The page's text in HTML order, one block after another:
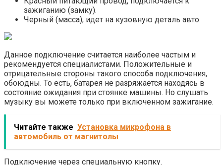
зажиганию (замку).
Черный (масса), идет на кузовную деталь авто.
Данное подключение считается наиболее частым и
рекомендуется специалистами. Положительные и
отрицательные стороны такого способа подключения,
обоюдны. То есть, батарея не разряжается находясь в
состояние ожидания при стоянке машины. Но слушать
музыку вы можете только при включенном зажигание.
Читайте также Установка микрофона в
автомобиль от магнитолы
Подключение через специальную кнопку.